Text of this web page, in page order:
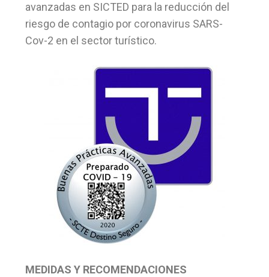
avanzadas en SICTED para la reducción del
riesgo de contagio por coronavirus SARS-
Cov-2 en el sector turístico.
MEDIDAS Y RECOMENDACIONES